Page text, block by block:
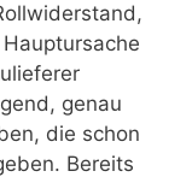
genau
die schon
Bereits